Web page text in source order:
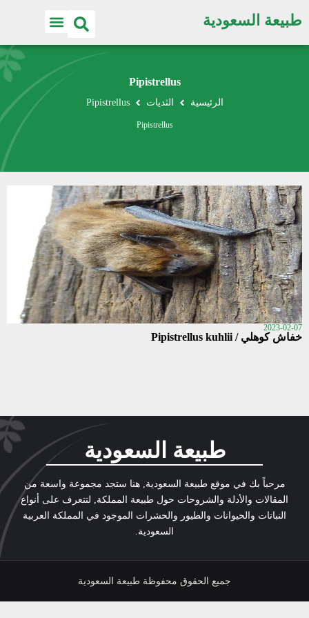
طبيعة السعودية
Pipistrellus
الرئيسية الثديات Pipistrellus
Pipistrellus
2023-02-07
خفاش كوهلي / Pipistrellus kuhlii
طبيعة السعودية
مرحباً بك في موقع طبيعة السعودية, هنا ستجد مجموعة واسعة من
المقالات والأدلة والشروحات حول طبيعة المملكة, لتتعرف على أنواع
النباتات والحيوانات والطيور والحشرات الموجود في المملكة العربية
السعودية.
جميع الحقوق محفوظة طبيعة السعودية